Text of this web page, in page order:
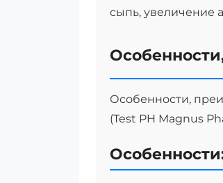
сыпь, увеличение
Особенности,
(Test PH Magnus